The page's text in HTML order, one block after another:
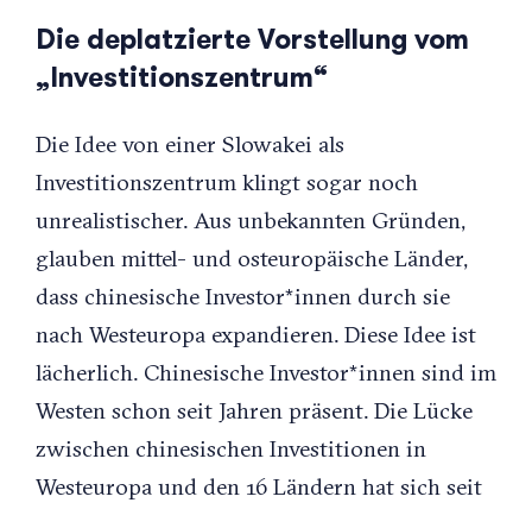
Die deplatzierte Vorstellung vom
„Investitionszentrum“
Die Idee von einer Slowakei als
Investitionszentrum klingt sogar noch
unrealistischer. Aus unbekannten Gründen,
glauben mittel- und osteuropäische Länder,
dass chinesische Investor*innen durch sie
nach Westeuropa expandieren. Diese Idee ist
lächerlich. Chinesische Investor*innen sind im
Westen schon seit Jahren präsent. Die Lücke
zwischen chinesischen Investitionen in
Westeuropa und den 16 Ländern hat sich seit